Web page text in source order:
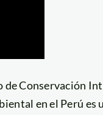
Conservación
en el Perú es